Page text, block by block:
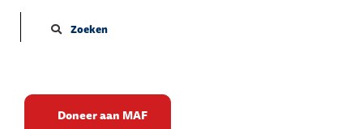
Zoeken
Doneer aan MAF
Wateroverlast